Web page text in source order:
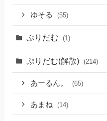
ゆそる (55)
ぷりだむ (1)
ぷりだむ(解散) (214)
あーるん。 (65)
あまね (14)